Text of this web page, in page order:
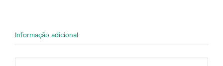
Informação adicional